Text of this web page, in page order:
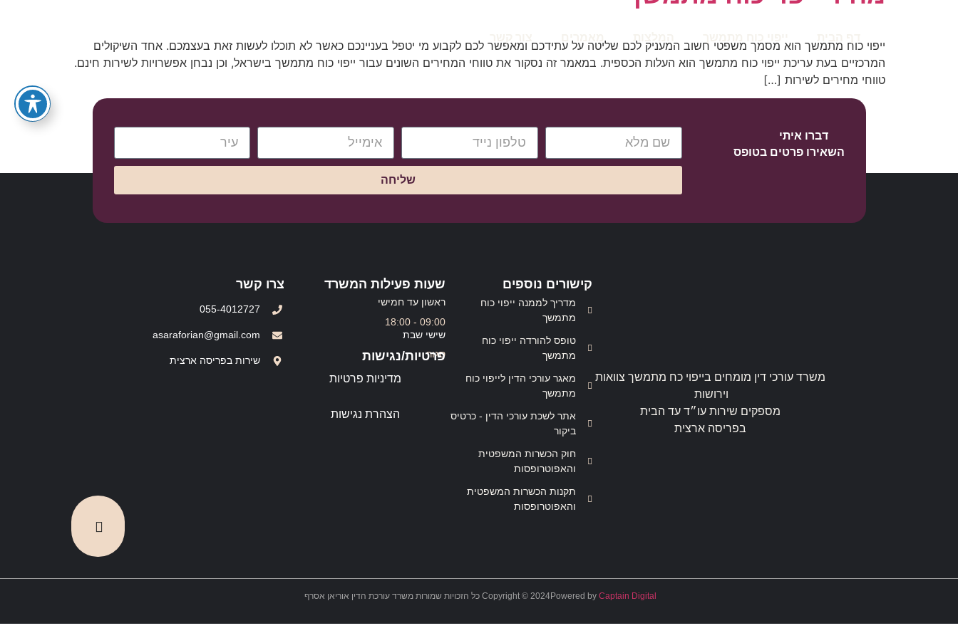
ייפוי כוח מתמשך הוא מסמך משפטי חשוב המעניק לכם שליטה על עתידכם ומאפשר לכם לקבוע מי יטפל בעניינכם כאשר לא תוכלו לעשות זאת בעצמכם. אחד השיקולים
המרכזיים בעת עריכת ייפוי כוח מתמשך הוא העלות הכספית. במאמר זה נסקור את טווחי המחירים השונים עבור ייפוי כוח מתמשך בישראל, וכן נבחן אפשרויות לשירות חינם.
טווחי מחירים לשירות […]
דברו איתי
השאירו פרטים בטופס
שליחה
משרד עורכי דין מומחים בייפוי כח מתמשך צוואות
וירושות
מספקים שירות עו״ד עד הבית
בפריסה ארצית
קישורים נוספים
מדריך לממנה ייפוי כוח
מתמשך
טופס להורדה ייפוי כוח
מתמשך
מאגר עורכי הדין לייפוי כוח
מתמשך
אתר לשכת עורכי הדין - כרטיס
ביקור
חוק הכשרות המשפטית
והאפוטרופסות
תקנות הכשרות המשפטית
והאפוטרופסות
שעות פעילות המשרד
ראשון עד חמישי
09:00 - 18:00
שישי שבת
סגור
פרטיות/נגישות
מדיניות פרטיות
הצהרת נגישות
צרו קשר
055-4012727
asaraforian@gmail.com
שירות בפריסה ארצית
Powered by Captain Digital Copyright © 2024 כל הזכויות שמורות משרד עורכת הדין אוריאן אסרף